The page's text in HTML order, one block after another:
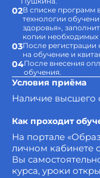
02В списке программ
технологии
здоровья»,
копии необходимых
03После
на обучение и
04После внесения
обучения.
Условия приёма
Наличие высшего
Как проходит
На портале
личном кабинете
Вы
курса, уроки